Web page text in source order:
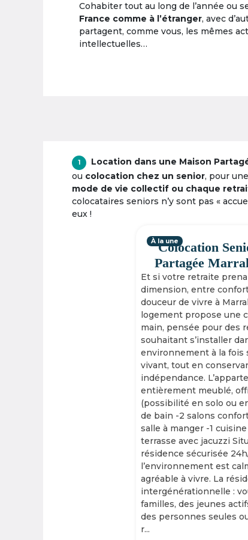
Cohabiter tout au long de l’année ou
France comme à l’étranger, avec
partagent, comme vous, les mêmes
intellectuelles…
1 Location dans une Maison
ou colocation chez un senior, pour
mode de vie collectif ou chaque
colocataires seniors n’y sont pas «
eux !
Colocation
Partagée
Et si votre retraite
dimension, entre
douceur de vivre à
logement propose une
main, pensée pour des
souhaitant s’installer
environnement à la fois
vivant, tout en
indépendance.
entièrement meublé,
(possibilité en solo ou
de bain -2 salons
salle à manger -1
terrasse avec jacuzzi
résidence sécurisée
l’environnement est
agréable à vivre. La
intergénérationnelle :
familles, des jeunes
des personnes seules
r...
À la une